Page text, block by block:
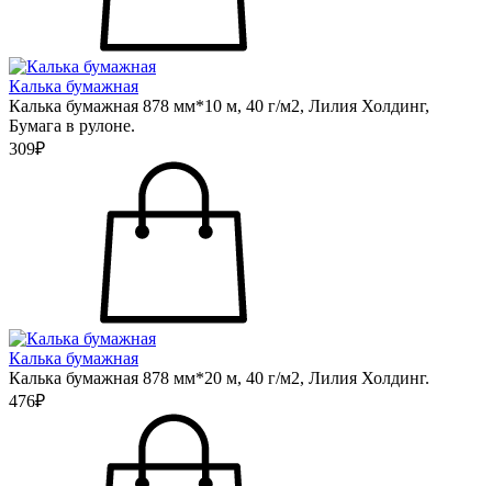
Калька бумажная
Калька бумажная 878 мм*10 м, 40 г/м2, Лилия Холдинг,
Бумага в рулоне.
309₽
Калька бумажная
Калька бумажная 878 мм*20 м, 40 г/м2, Лилия Холдинг.
476₽